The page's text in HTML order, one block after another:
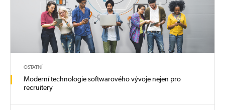
OSTATNÍ
Moderní technologie softwarového vývoje nejen pro
recruitery